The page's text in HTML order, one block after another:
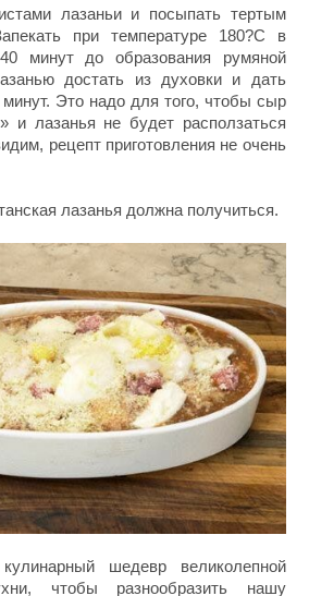
лазаньи и посыпать тертым
при температуре 180?С в
минут до образования румяной
достать из духовки и дать
Это надо для того, чтобы сыр
и лазанья не будет расползаться
рецепт приготовления не очень
лазанья должна получиться.
шедевр великолепной
чтобы разнообразить нашу